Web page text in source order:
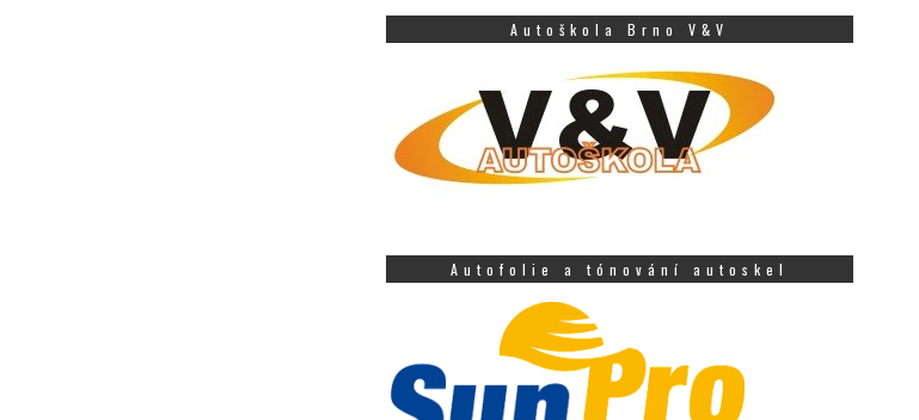
Autoškola Brno V&V
Autofolie a tónování autoskel